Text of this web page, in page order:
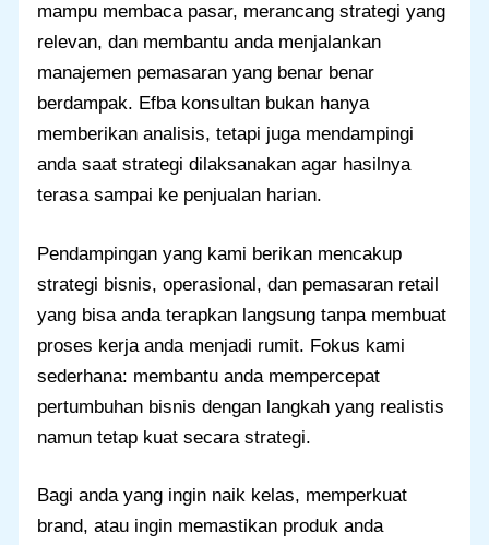
mampu membaca pasar, merancang strategi yang
relevan, dan membantu anda menjalankan
manajemen pemasaran yang benar benar
berdampak. Efba konsultan bukan hanya
memberikan analisis, tetapi juga mendampingi
anda saat strategi dilaksanakan agar hasilnya
terasa sampai ke penjualan harian.
Pendampingan yang kami berikan mencakup
strategi bisnis, operasional, dan pemasaran retail
yang bisa anda terapkan langsung tanpa membuat
proses kerja anda menjadi rumit. Fokus kami
sederhana: membantu anda mempercepat
pertumbuhan bisnis dengan langkah yang realistis
namun tetap kuat secara strategi.
Bagi anda yang ingin naik kelas, memperkuat
brand, atau ingin memastikan produk anda